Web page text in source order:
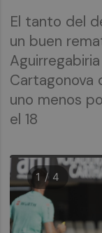
El tanto del
un buen
Cartagonova
uno menos
el 18
1 / 4